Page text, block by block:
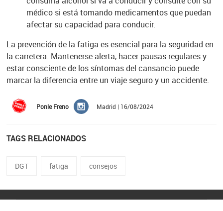
médico si está tomando medicamentos que puedan
afectar su capacidad para conducir.
La prevención de la fatiga es esencial para la seguridad en
la carretera. Mantenerse alerta, hacer pausas regulares y
estar consciente de los síntomas del cansancio puede
marcar la diferencia entre un viaje seguro y un accidente.
Ponle Freno Madrid | 16/08/2024
TAGS RELACIONADOS
DGT fatiga consejos